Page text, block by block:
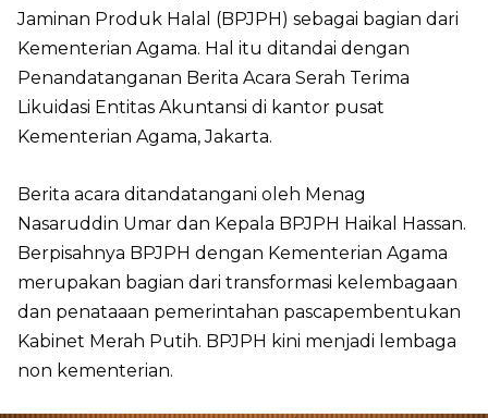
Jaminan Produk Halal (BPJPH) sebagai bagian dari
Kementerian Agama. Hal itu ditandai dengan
Penandatanganan Berita Acara Serah Terima
Likuidasi Entitas Akuntansi di kantor pusat
Kementerian Agama, Jakarta.
Berita acara ditandatangani oleh Menag
Nasaruddin Umar dan Kepala BPJPH Haikal Hassan.
Berpisahnya BPJPH dengan Kementerian Agama
merupakan bagian dari transformasi kelembagaan
dan penataaan pemerintahan pascapembentukan
Kabinet Merah Putih. BPJPH kini menjadi lembaga
non kementerian.